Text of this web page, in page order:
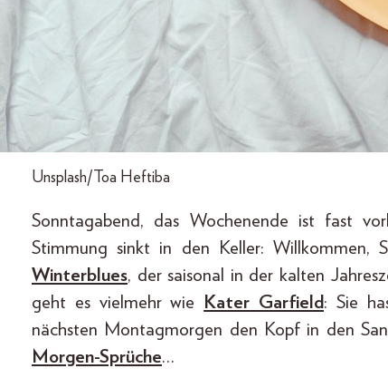
Unsplash/Toa Heftiba
Sonntagabend, das Wochenende ist fast
Stimmung sinkt in den Keller: Willkommen,
Winterblues, der saisonal in der kalten
geht es vielmehr wie
Kater Garfield: Sie
nächsten Montagmorgen den Kopf in den
Morgen-Sprüche…